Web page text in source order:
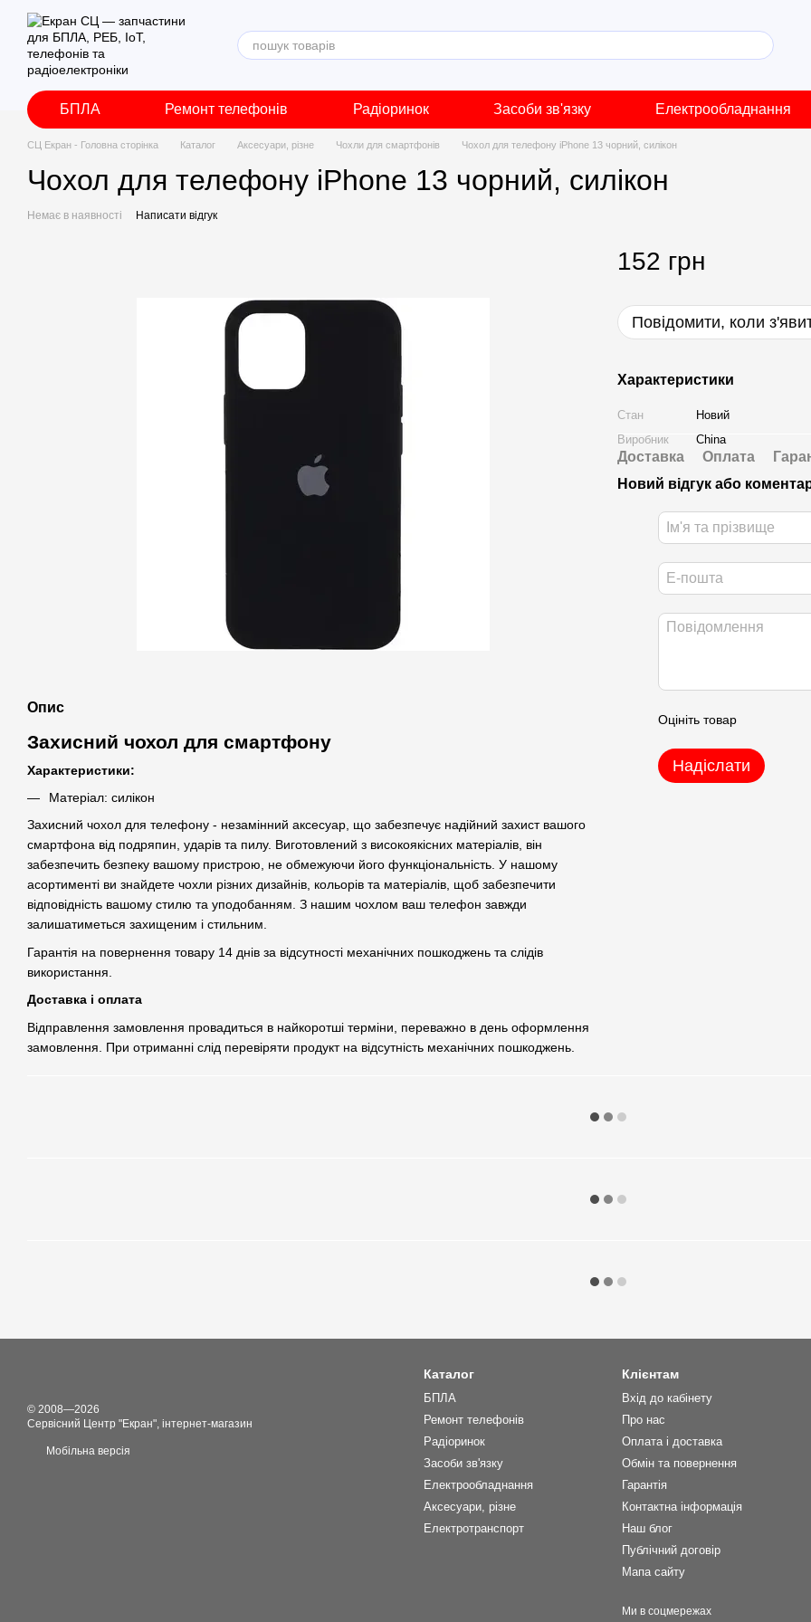
Перейти до основного контенту
БПЛА Ремонт телефонів Радіоринок Засоби зв'язку Електрообладнання
СЦ Екран - Головна сторінка Каталог Аксесуари, різне Чохли для смартфонів Чохол для телефону iPhone 13 чорний, силікон
Чохол для телефону iPhone 13 чорний, силікон
Немає в наявності Написати відгук
Опис
Захисний чохол для смартфону
Характеристики:
Матеріал: силікон
Захисний чохол для телефону - незамінний аксесуар, що забезпечує надійний захист вашого
смартфона від подряпин, ударів та пилу. Виготовлений з високоякісних матеріалів, він
забезпечить безпеку вашому пристрою, не обмежуючи його функціональність. У нашому
асортименті ви знайдете чохли різних дизайнів, кольорів та матеріалів, щоб забезпечити
відповідність вашому стилю та уподобанням. З нашим чохлом ваш телефон завжди
залишатиметься захищеним і стильним.
Гарантія на повернення товару 14 днів за відсутності механічних пошкоджень та слідів
використання.
Доставка і оплата
Відправлення замовлення провадиться в найкоротші терміни, переважно в день оформлення
замовлення. При отриманні слід перевіряти продукт на відсутність механічних пошкоджень.
152 грн
Повідомити, коли
Характеристики
Стан
Новий
Виробник
China
Доставка Оплата
Новий відгук або
Оцініть товар
Надіслати
© 2008—2026
Сервісний Центр "Екран", інтернет-магазин
Мобільна версія
Каталог
БПЛА
Ремонт телефонів
Радіоринок
Засоби зв'язку
Електрообладнання
Аксесуари, різне
Електротранспорт
Клієнтам
Вхід до кабінету
Про нас
Оплата і доставка
Обмін та повернення
Гарантія
Контактна інформація
Наш блог
Публічний договір
Мапа сайту
Ми в соцмережах